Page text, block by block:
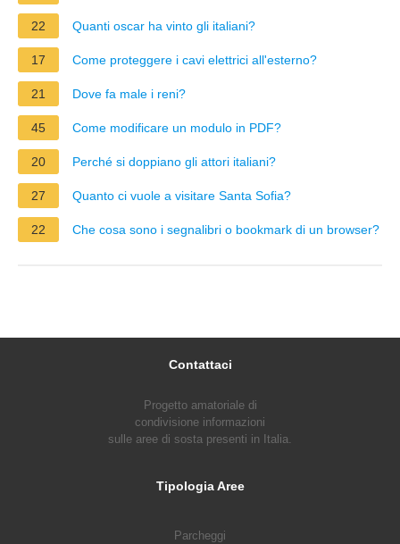
22 Quanti oscar ha vinto gli italiani?
17 Come proteggere i cavi elettrici all'esterno?
21 Dove fa male i reni?
45 Come modificare un modulo in PDF?
20 Perché si doppiano gli attori italiani?
27 Quanto ci vuole a visitare Santa Sofia?
22 Che cosa sono i segnalibri o bookmark di un browser?
Contattaci
Progetto amatoriale di
condivisione informazioni
sulle aree di sosta presenti in Italia.
Tipologia Aree
Parcheggi